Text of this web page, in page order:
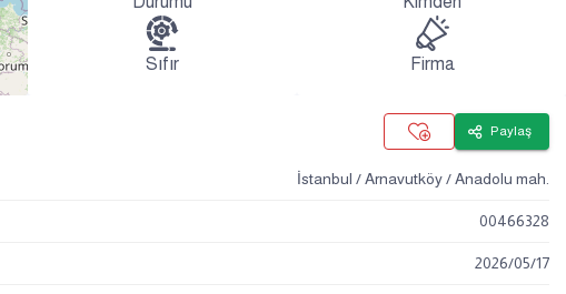
Sıfır Firma
Paylaş
İstanbul / Arnavutköy / Anadolu mah.
00466328
2026/05/17